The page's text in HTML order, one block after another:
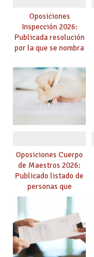
Oposiciones
Inspección 2026:
Publicada resolución
por la que se nombra
prácticas, se regulan
dichas prácticas y se
convoca acto público
de adjudicación
Oposiciones Cuerpo
de Maestros 2026:
Publicado listado de
personas que
adquieren nueva
especialidad